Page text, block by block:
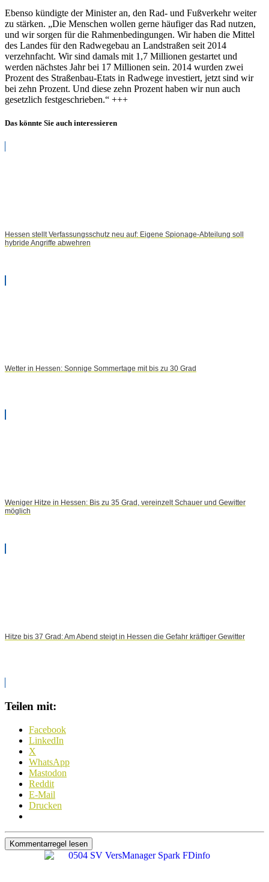
Ebenso kündigte der Minister an, den Rad- und Fußverkehr weiter
zu stärken. „Die Menschen wollen gerne häufiger das Rad nutzen,
und wir sorgen für die Rahmenbedingungen. Wir haben die Mittel
des Landes für den Radwegebau an Landstraßen seit 2014
verzehnfacht. Wir sind damals mit 1,7 Millionen gestartet und
werden nächstes Jahr bei 17 Millionen sein. 2014 wurden zwei
Prozent des Straßenbau-Etats in Radwege investiert, jetzt sind wir
bei zehn Prozent. Und diese zehn Prozent haben wir nun auch
gesetzlich festgeschrieben.“ +++
Das könnte Sie auch interessieren
Hessen stellt Verfassungsschutz neu auf: Eigene Spionage-Abteilung soll
hybride Angriffe abwehren
Wetter in Hessen: Sonnige Sommertage mit bis zu 30 Grad
Weniger Hitze in Hessen: Bis zu 35 Grad, vereinzelt Schauer und Gewitter
möglich
Hitze bis 37 Grad: Am Abend steigt in Hessen die Gefahr kräftiger Gewitter
Teilen mit:
Facebook
LinkedIn
X
WhatsApp
Mastodon
Reddit
E-Mail
Drucken
Kommentarregel lesen